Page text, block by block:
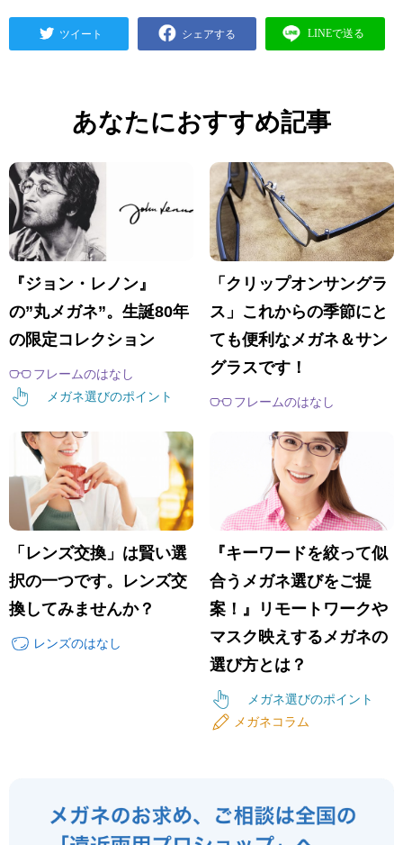
あなたにおすすめ記事
『ジョン・レノン』
の”丸メガネ”。生誕80年
の限定コレクション
フレームのはなし
メガネ選びのポイント
「クリップオンサングラ
ス」これからの季節にと
ても便利なメガネ＆サン
グラスです！
フレームのはなし
「レンズ交換」は賢い選
択の一つです。レンズ交
換してみませんか？
レンズのはなし
『キーワードを絞って似
合うメガネ選びをご提
案！』リモートワークや
マスク映えするメガネの
選び方とは？
メガネ選びのポイント
メガネコラム